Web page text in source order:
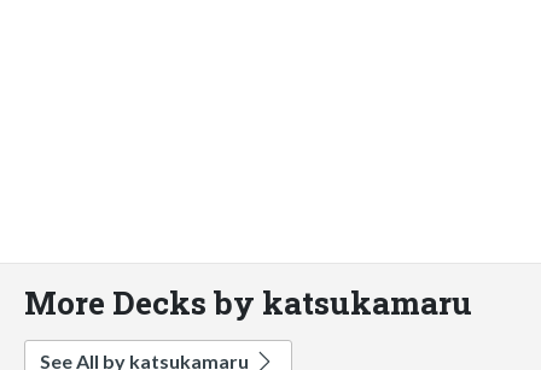
More Decks by katsukamaru
See All by katsukamaru